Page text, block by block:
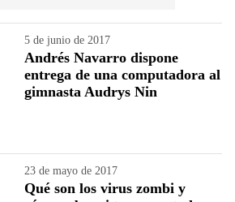
5 de junio de 2017
Andrés Navarro dispone
entrega de una computadora al
gimnasta Audrys Nin
23 de mayo de 2017
Qué son los virus zombi y